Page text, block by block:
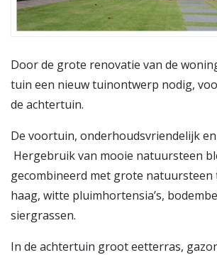
Door de grote renovatie van de
tuin een nieuw tuinontwerp nodig,
de achtertuin.
De voortuin, onderhoudsvriendelijk
Hergebruik van mooie natuursteen
gecombineerd met grote natuursteen
haag, witte pluimhortensia’s,
siergrassen.
In de achtertuin groot eetterras,